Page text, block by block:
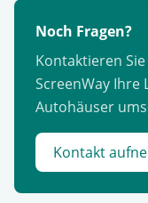
Noch Fragen?
Kontaktieren
ScreenWay
Autohäuser
Kontakt